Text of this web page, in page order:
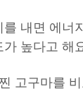
내면 에너
높다고 해
고구마를